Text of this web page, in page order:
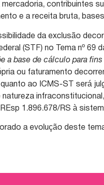
mercadoria, contribuintes
e a receita bruta,
da exclusão
(STF) no Tema nº 69
a base de cálculo para
ou faturamento
ao ICMS-ST será
1.896.678/RS à
a evolução deste